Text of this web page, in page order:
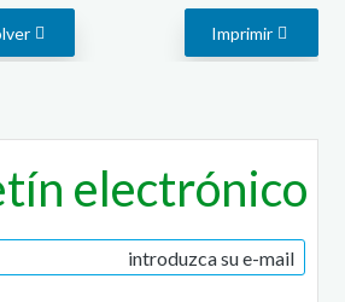
Imprimir
electrónico